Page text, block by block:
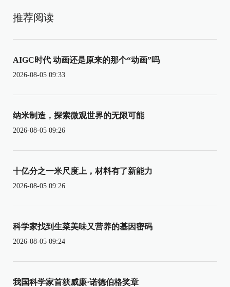
推荐阅读
AIGC时代 动画还是原来的那个“动画”吗
2026-08-05 09:33
纳米制造，探索微观世界的无限可能
2026-08-05 09:26
十亿分之一米尺度上，材料有了新能力
2026-08-05 09:26
科学家找到生菜美味又营养的基因密码
2026-08-05 09:24
我国科学家首获威廉·诺德伯格奖章